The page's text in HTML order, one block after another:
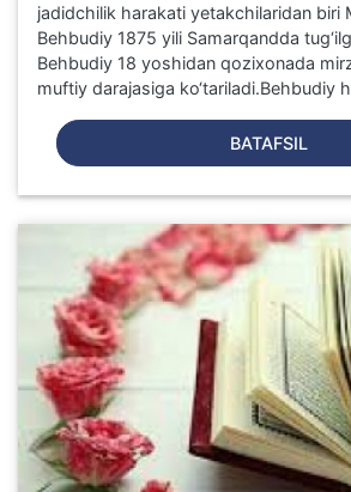
jadidchilik harakati yetakchilaridan biri
Behbudiy 1875 yili Samarqandda
Behbudiy 18 yoshidan qozixonada
muftiy darajasiga ko‘tariladi.Behbudiy
BATAFSIL